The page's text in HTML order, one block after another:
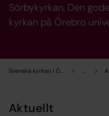
Svenska kyrkan i Örebro ...
Sörbykyrkan, Den
kyrkan på Örebro
Aktuellt